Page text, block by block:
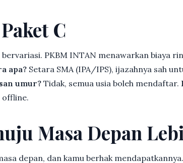
C
bervariasi. PKBM INTAN menawarkan biaya
apa? Setara SMA (IPA/IPS), ijazahnya sah
umur?Tidak, semua usia boleh mendaftar.
offline.
Masa Depan
depan, dan kamu berhak